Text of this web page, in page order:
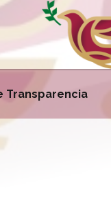
Transparencia